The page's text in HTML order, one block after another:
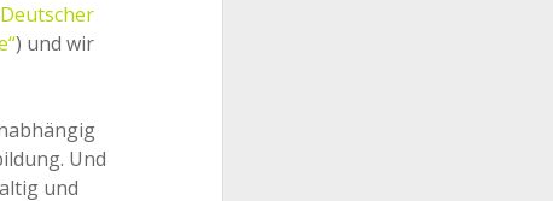
Deutscher
) und wir
Und
und